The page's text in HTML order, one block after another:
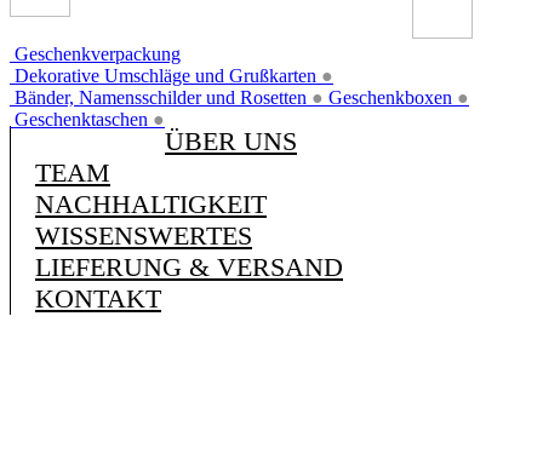
Geschenkverpackung
Dekorative Umschläge und Grußkarten ●
Bänder, Namensschilder und Rosetten ● Geschenkboxen ●
Geschenktaschen ●
ÜBER UNS
TEAM
NACHHALTIGKEIT
WISSENSWERTES
LIEFERUNG & VERSAND
KONTAKT